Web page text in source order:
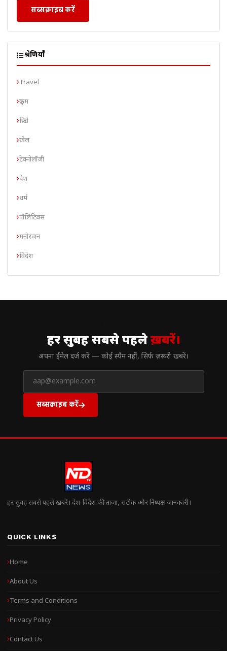
सब्सक्राइब करें
श्रेणियाँ
Travel
क्राइम
क्रिप्टो
खेल
टेक्नोलॉजी
देश
धर्म
पॉलिटिक्स
मनोरंजन
विदेश
हर सुबह सबसे पहलेख़बरें।
अपना ईमेल दर्ज करें — कोई स्पैम नहीं, सिर्फ ज़रूरी खबरें।
सब्सक्राइब करें
हर सुबह सबसे पहले खबरें। देश-विदेश की ताज़ा, सटीक और निष्पक्ष जानकारी।
QUICK LINKS
Home
About Us
Terms and Conditions
Privacy Policy
Contact Us